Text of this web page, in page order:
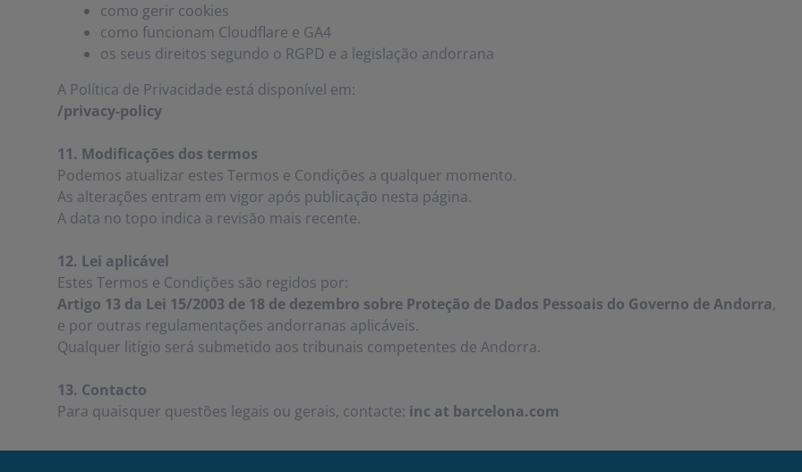
como gerir cookies
como funcionam Cloudflare e GA4
os seus direitos segundo o RGPD e a legislação andorrana
A Política de Privacidade está disponível em:
/privacy-policy
11. Modificações dos termos
Podemos atualizar estes Termos e Condições a qualquer momento.
As alterações entram em vigor após publicação nesta página.
A data no topo indica a revisão mais recente.
12. Lei aplicável
Estes Termos e Condições são regidos por:
Artigo 13 da Lei 15/2003 de 18 de dezembro sobre Proteção de Dados Pessoais do Governo de Andorra,
e por outras regulamentações andorranas aplicáveis.
Qualquer litígio será submetido aos tribunais competentes de Andorra.
13. Contacto
Para quaisquer questões legais ou gerais, contacte: inc at barcelona.com